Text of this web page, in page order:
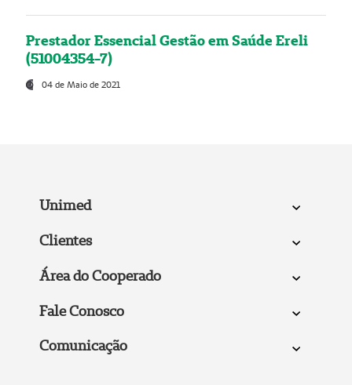
Prestador Essencial Gestão em Saúde Ereli
(51004354-7)
04 de Maio de 2021
Unimed
Clientes
Área do Cooperado
Fale Conosco
Comunicação